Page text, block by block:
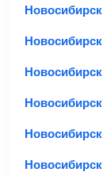
Новосибирск